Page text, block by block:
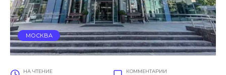
МОСКВА
НА ЧТЕНИЕ КОММЕНТАРИИ